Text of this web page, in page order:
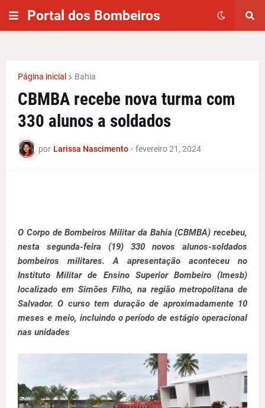
Portal dos Bombeiros
Página inicial Bahia
CBMBA recebe nova turma com
330 alunos a soldados
por Larissa Nascimento - fevereiro 21, 2024
O Corpo de Bombeiros Militar da Bahia (CBMBA) recebeu,
nesta segunda-feira (19) 330 novos alunos-soldados
bombeiros militares. A apresentação aconteceu no
Instituto Militar de Ensino Superior Bombeiro (Imesb)
localizado em Simões Filho, na região metropolitana de
Salvador. O curso tem duração de aproximadamente 10
meses e meio, incluindo o período de estágio operacional
nas unidades